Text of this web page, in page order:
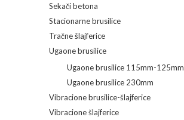
Sekači betona
Stacionarne brusilice
Tračne šlajferice
Ugaone brusilice
Ugaone brusilice 115mm-125mm
Ugaone brusilice 230mm
Vibracione brusilice-šlajferice
Vibracione šlajferice